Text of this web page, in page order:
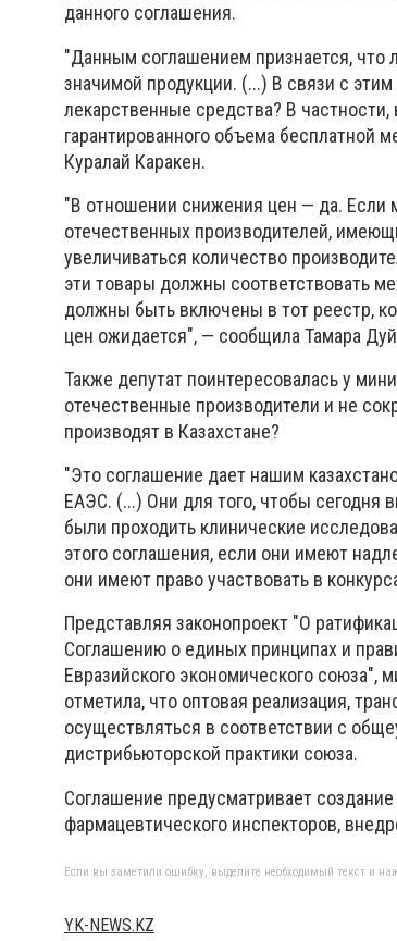
данного соглашения.
"Данным соглашением признается, что
значимой продукции. (...) В связи с
лекарственные средства? В
гарантированного объема бесплатной
Куралай Каракен.
"В отношении снижения цен — да.
отечественных производителей,
увеличиваться количество
эти товары должны соответствовать
должны быть включены в тот реестр,
цен ожидается", — сообщила Тамара
Также депутат поинтересовалась у
отечественные производители и не
производят в Казахстане?
"Это соглашение дает нашим
ЕАЭС. (...) Они для того, чтобы
были проходить клинические
этого соглашения, если они имеют
они имеют право участвовать в
Представляя законопроект "О
Соглашению о единых принципах и
Евразийского экономического союза",
отметила, что оптовая реализация,
осуществляться в соответствии с
дистрибьюторской практики союза.
Соглашение предусматривает
фармацевтического инспекторов,
Если вы заметили ошибку, выделите необходимый текст и
YK-NEWS.KZ